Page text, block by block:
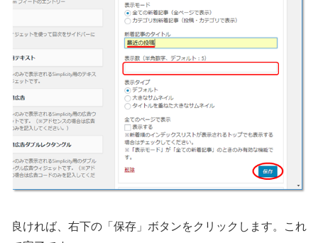
良ければ、右下の「保存」ボタンをクリックします。これ